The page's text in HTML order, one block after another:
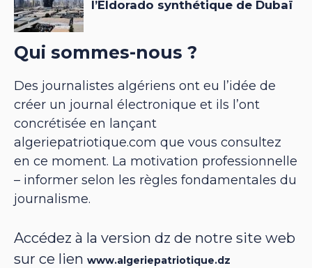
Qui sommes-nous ?
Des journalistes algériens ont eu l’idée de
créer un journal électronique et ils l’ont
concrétisée en lançant
algeriepatriotique.com que vous consultez
en ce moment. La motivation professionnelle
– informer selon les règles fondamentales du
journalisme.
Accédez à la version dz de notre site web
sur ce lien www.algeriepatriotique.dz